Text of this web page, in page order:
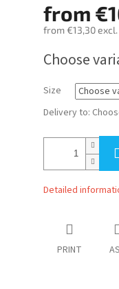
from
from €13,30excl.
price:
Choose
Size
Delivery to:
Detailed
PRINT